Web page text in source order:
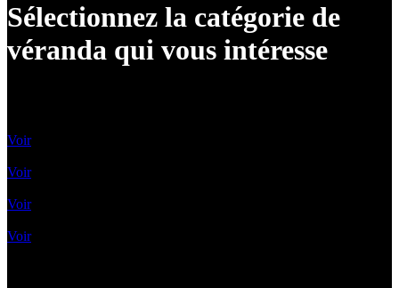
Sélectionnez la catégorie de
véranda qui vous intéresse
Voir
Voir
Voir
Voir